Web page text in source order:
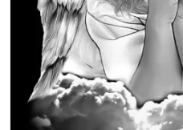
Металлические ограды
50 моделей
Гранитные цветники
7 моделей
Столы и лавки